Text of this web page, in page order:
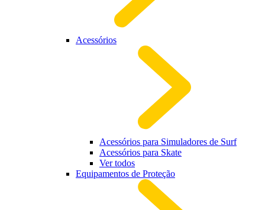
Acessórios
Acessórios para Simuladores de Surf
Acessórios para Skate
Ver todos
Equipamentos de Proteção